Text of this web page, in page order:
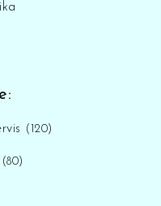
(120)
(80)